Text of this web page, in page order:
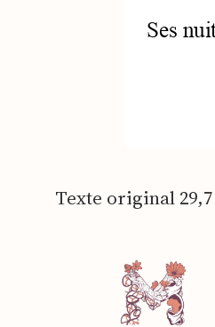
Texte ori­gi­nal 29,7